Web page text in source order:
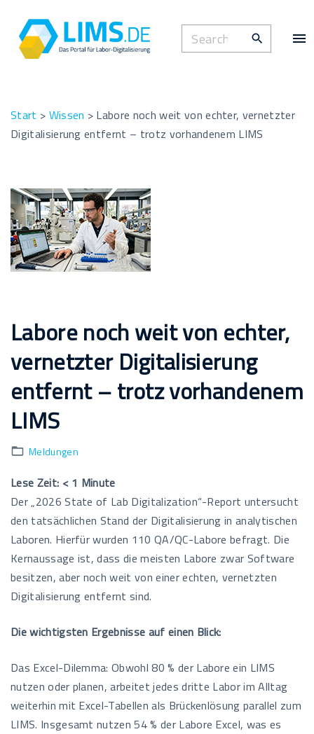
e
c
Start > Wissen > Labore noch weit von echter, vernetzter
Digitalisierung entfernt – trotz vorhandenem LIMS
Labore noch weit von echter,
vernetzter Digitalisierung
entfernt – trotz vorhandenem
LIMS
Meldungen
Lese Zeit: < 1 Minute
Der „2026 State of Lab Digitalization“-Report untersucht
den tatsächlichen Stand der Digitalisierung in analytischen
Laboren. Hierfür wurden 110 QA/QC-Labore befragt. Die
Kernaussage ist, dass die meisten Labore zwar Software
besitzen, aber noch weit von einer echten, vernetzten
Digitalisierung entfernt sind.
Die wichtigsten Ergebnisse auf einen Blick:
Das Excel-Dilemma: Obwohl 80 % der Labore ein LIMS
nutzen oder planen, arbeitet jedes dritte Labor im Alltag
weiterhin mit Excel-Tabellen als Brückenlösung parallel zum
LIMS. Insgesamt nutzen 54 % der Labore Excel, was es